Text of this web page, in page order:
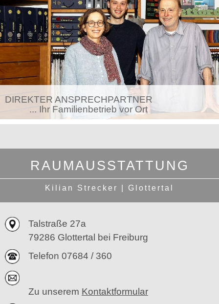
DIREKTER ANSPRECHPARTNER
... Ihr Familienbetrieb vor Ort
RAUMAUSSTATTUNG
Kilian Strecker | Glottertal
Talstraße 27a
79286 Glottertal bei Freiburg
Telefon 07684 / 360
Zu unserem Kontaktformular